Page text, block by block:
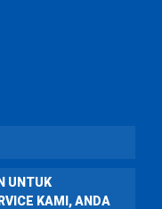
UNTUK
KAMI, ANDA